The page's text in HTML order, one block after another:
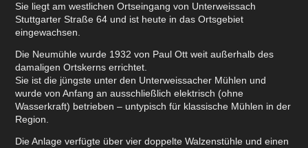
Sie liegt am westlichen Ortseingang von Unterweissach
Stuttgarter Straße 64 und ist heute in das Ortsgebiet
eingewachsen.
Die Neumühle wurde 1932 von Paul Ott weit außerhalb des
damaligen Ortskerns errichtet.
Sie ist die jüngste unter den Unterweissacher Mühlen und
wurde von Anfang an ausschließlich elektrisch (ohne
Wasserkraft) betrieben – untypisch für klassische Mühlen in der
Region.
Die Anlage verfügte über vier doppelte Walzenstühle und einen